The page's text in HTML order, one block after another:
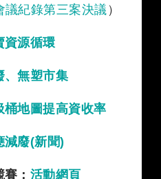
議紀錄第三案決議 ）
資源循環
、無塑市集
桶地圖提高資收率
減廢(新聞)
： 活動網頁